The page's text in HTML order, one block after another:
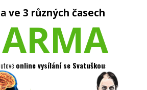
ave 3 různých časech
online vysílání se Svatuškou: